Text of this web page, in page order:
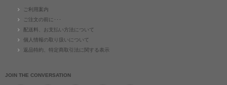
ご利用案内
ご注文の前に･･･
配送料、お支払い方法について
個人情報の取り扱いについて
返品特約、特定商取引法に関する表示
JOIN THE CONVERSATION